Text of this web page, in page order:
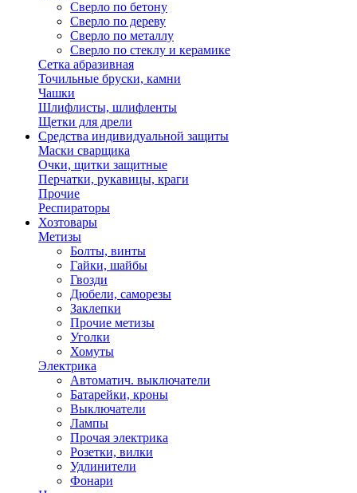
Сверло по бетону
Сверло по дереву
Сверло по металлу
Сверло по стеклу и керамике
Сетка абразивная
Точильные бруски, камни
Чашки
Шлифлисты, шлифленты
Щетки для дрели
Средства индивидуальной защиты
Маски сварщика
Очки, щитки защитные
Перчатки, рукавицы, краги
Прочие
Респираторы
Хозтовары
Метизы
Болты, винты
Гайки, шайбы
Гвозди
Дюбели, саморезы
Заклепки
Прочие метизы
Уголки
Хомуты
Электрика
Автоматич. выключатели
Батарейки, кроны
Выключатели
Лампы
Прочая электрика
Розетки, вилки
Удлинители
Фонари